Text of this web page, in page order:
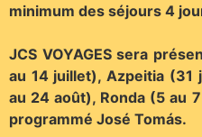
minimum des séjours 4
JCS VOYAGES sera
au 14 juillet), Azpeitia (31
au 24 août), Ronda (5 au
programmé José Tomás.